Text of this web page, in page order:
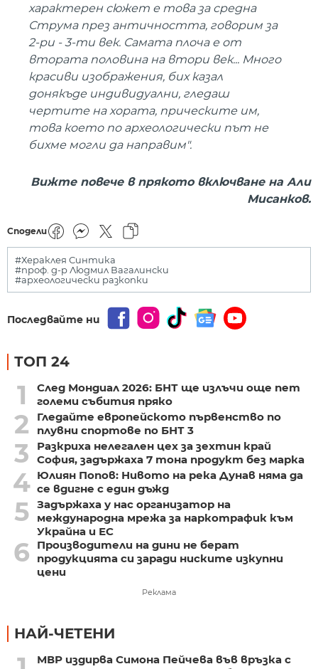
характерен сюжет е това за средна
Струма през античността, говорим за
2-ри - 3-ти век. Самата плоча е от
втората половина на втори век... Много
красиви изображения, бих казал
донякъде индивидуални, гледаш
чертите на хората, прическите им,
това което по археологически път не
бихме могли да направим".
Вижте повече в прякото включване на Али
Мисанков.
Сподели
#Хераклея Синтика
#проф. д-р Людмил Вагалински
#археологически разкопки
Последвайте ни
ТОП 24
1
След Мондиал 2026: БНТ ще излъчи още пет
големи събития пряко
2
Гледайте европейското първенство по
плувни спортове по БНТ 3
3
Разкриха нелегален цех за зехтин край
София, задържаха 7 тона продукт без марка
4 Юлиян Попов: Нивото на река Дунав няма да
се вдигне с един дъжд
5 Задържаха у нас организатор на
международна мрежа за наркотрафик към
Украйна и ЕС
6
Производители на дини не берат
продукцията си заради ниските изкупни
цени
Реклама
НАЙ-ЧЕТЕНИ
МВР издирва Симона Пейчева във връзка с